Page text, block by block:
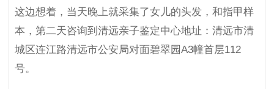
这边想着，当天晚上就采集了女儿的头发，和指甲样
本，第二天咨询到清远亲子鉴定中心地址：清远市清
城区连江路清远市公安局对面碧翠园A3幢首层112
号。